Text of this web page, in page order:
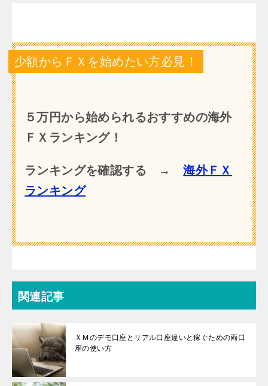
少額からＦＸを始めたい方必見！
５万円から始められるおすすめの海外
ＦＸランキング！
ランキングを確認する →海外ＦＸ
ランキング
関連記事
ＸＭのデモ口座とリアル口座違いと稼ぐための両口
座の使い方